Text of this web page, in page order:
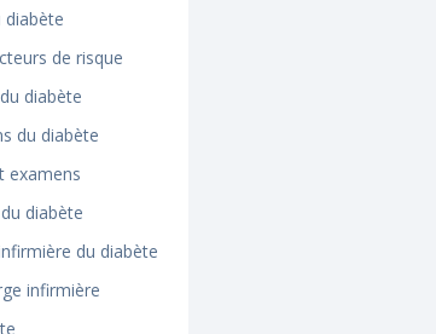
diabète
de risque
diabète
du diabète
examens
diabète
du diabète
infirmière